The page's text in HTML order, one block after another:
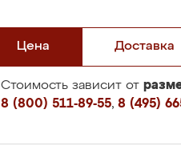
Цена Доставка
Стоимость зависит от
8 (800) 511-89-55, 8 (495)